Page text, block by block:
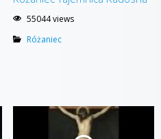
55044 views
Różaniec